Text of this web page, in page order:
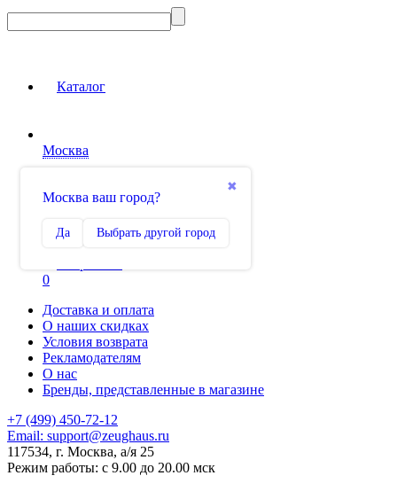
Каталог
Москва
✖
Москва ваш город?
Да Выбрать другой город
Сравнение
0
Доставка и оплата
О наших скидках
Условия возврата
Рекламодателям
О нас
Бренды, представленные в магазине
+7 (499) 450-72-12
Email: support@zeughaus.ru
117534, г. Москва, а/я 25
Режим работы: с 9.00 до 20.00 мск